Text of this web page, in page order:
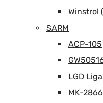
Winstrol
SARM
ACP-105
LGD
MK-